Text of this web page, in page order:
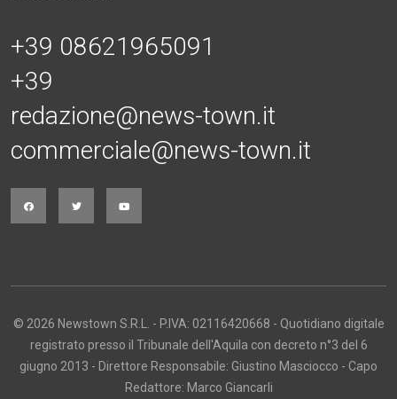
+39 08621965091
+39
redazione@news-town.it
commerciale@news-town.it
© 2026 Newstown S.R.L. - P.IVA: 02116420668 - Quotidiano digitale
registrato presso il Tribunale dell'Aquila con decreto n°3 del 6
giugno 2013 - Direttore Responsabile: Giustino Masciocco - Capo
Redattore: Marco Giancarli